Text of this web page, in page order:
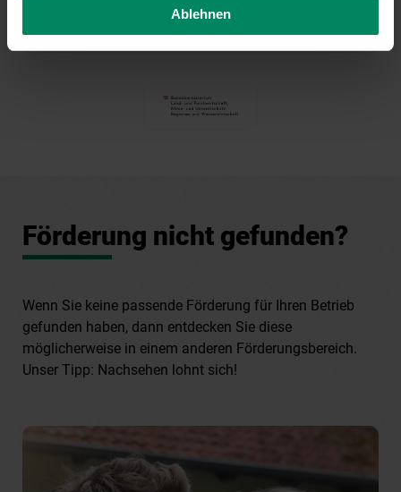
Ablehnen
brachflaechen(at)publicconsulting.at
Förderung nicht gefunden?
Wenn Sie keine passende Förderung für Ihren Betrieb
gefunden haben, dann entdecken Sie diese
möglicherweise in einem anderen Förderungsbereich.
Unser Tipp: Nachsehen lohnt sich!